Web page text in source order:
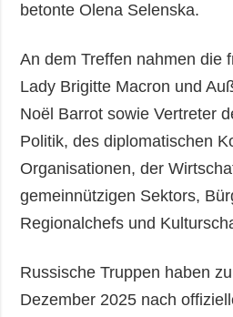
betonte Olena Selenska.
An dem Treffen nahmen die
Lady Brigitte Macron und
Noël Barrot sowie Vertreter
Politik, des diplomatischen
Organisationen, der
gemeinnützigen Sektors,
Regionalchefs und
Russische Truppen haben
Dezember 2025 nach